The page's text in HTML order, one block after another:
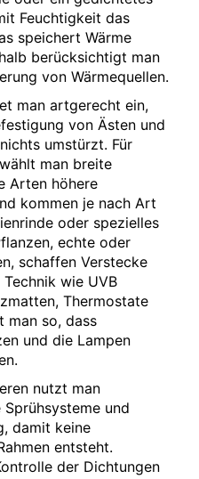
Feuchtigkeit das
speichert Wärme
berücksichtigt man
von Wärmequellen.
man artgerecht ein,
von Ästen und
umstürzt. Für
man breite
Arten höhere
kommen je nach Art
oder spezielles
echte oder
schaffen Verstecke
wie UVB
Thermostate
man so, dass
und die Lampen
nutzt man
und
damit keine
entsteht.
der Dichtungen